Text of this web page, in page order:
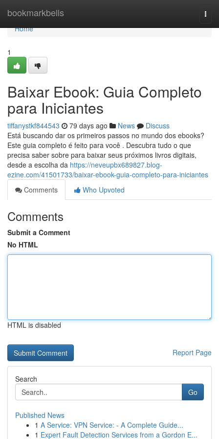
bookmarkbells
Home
Home
1
Baixar Ebook: Guia Completo
para Iniciantes
tiffanystkf844543 79 days ago News
Discuss
Está buscando dar os primeiros passos no mundo dos ebooks?
Este guia completo é feito para você . Descubra tudo o que
precisa saber sobre para baixar seus próximos livros digitais,
desde a escolha da https://neveupbx689827.blog-
ezine.com/41501733/baixar-ebook-guia-completo-para-iniciantes
Comments
Who Upvoted
Comments
Submit a Comment
No HTML
HTML is disabled
Report Page
Search
Go
Published News
1 A Service: VPN Service: - A Complete Guide...
1 Expert Fault Detection Services from a Gordon E...